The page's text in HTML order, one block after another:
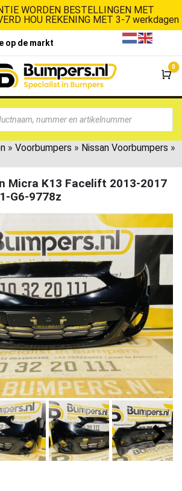
WORDEN BESTELLINGEN MET
HOU REKENING MET 3-7 werkdagen
100%
0
» Voorbumpers » Nissan Voorbumpers »
Micra K13 Facelift 2013-2017
G6-9778z